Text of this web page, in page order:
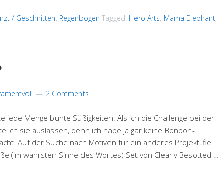
/ Geschnitten, Regenbogen Tagged: Hero Arts, Mama Elephant,
2 Comments
jede Menge bunte Süßigkeiten. Als ich die Challenge bei der
ich sie auslassen, denn ich habe ja gar keine Bonbon-
Auf der Suche nach Motiven für ein anderes Projekt, fiel
(im wahrsten Sinne des Wortes) Set von Clearly Besotted …